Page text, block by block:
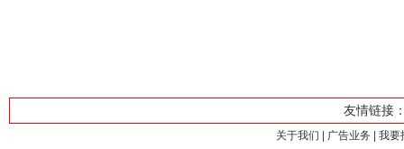
友情链接
关于我们 广告业务
我要